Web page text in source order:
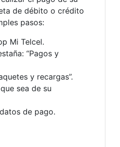
de débito o crédito
pasos:
Mi Telcel.
“Pagos y
y recargas”.
sea de su
de pago.